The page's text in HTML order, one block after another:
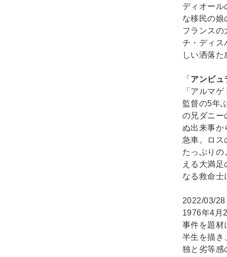
ディオール
な移民の娘
フランスの
チ・ディス
しい洒落
「アンビュ
「アルマ
監督の5年
の兄ダニー
ぬ出来事か
急車。ロス
たっぷりの
える大満
なる救命士
2022/03/28
1976年4月
事件を題材
半生を描き
独と劣等感